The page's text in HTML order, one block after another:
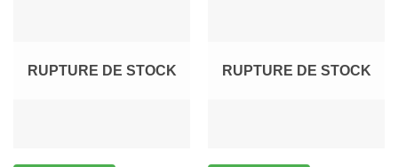
RUPTURE DE STOCK RUPTURE DE STOCK